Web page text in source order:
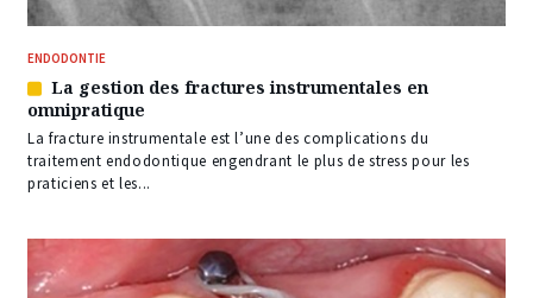
ENDODONTIE
Article
réservé
à
nos
abonnés
La gestion des fractures instrumentales en
omnipratique
La fracture instrumentale est l’une des complications du
traitement endodontique engendrant le plus de stress pour les
praticiens et les...